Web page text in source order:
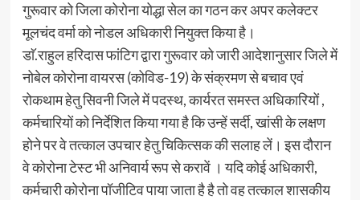
गुरूवार को जिला कोरोना योद्धा सेल का गठन कर अपर कलेक्टर
मूलचंद वर्मा को नोडल अधिकारी नियुक्त किया है।
डाॅ.राहुल हरिदास फांटिग द्वारा गुरूवार को जारी आदेशानुसार जिले में
नोबेल कोरोना वायरस (कोविड-19) के संक्रमण से बचाव एवं
रोकथाम हेतु सिवनी जिले में पदस्थ, कार्यरत समस्त अधिकारियों ,
कर्मचारियों को निर्देशित किया गया है कि उन्हें सर्दी, खांसी के लक्षण
होने पर वे तत्काल उपचार हेतु चिकित्सक की सलाह लें। इस दौरान
वे कोरोना टेस्ट भी अनिवार्य रूप से करावें । यदि कोई अधिकारी,
कर्मचारी कोरोना पॉजीटिव पाया जाता है है तो वह तत्काल शासकीय